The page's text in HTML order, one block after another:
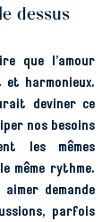
dessus
que l’amour
harmonieux.
deviner ce
nos besoins
les mêmes
même rythme.
demande
parfois